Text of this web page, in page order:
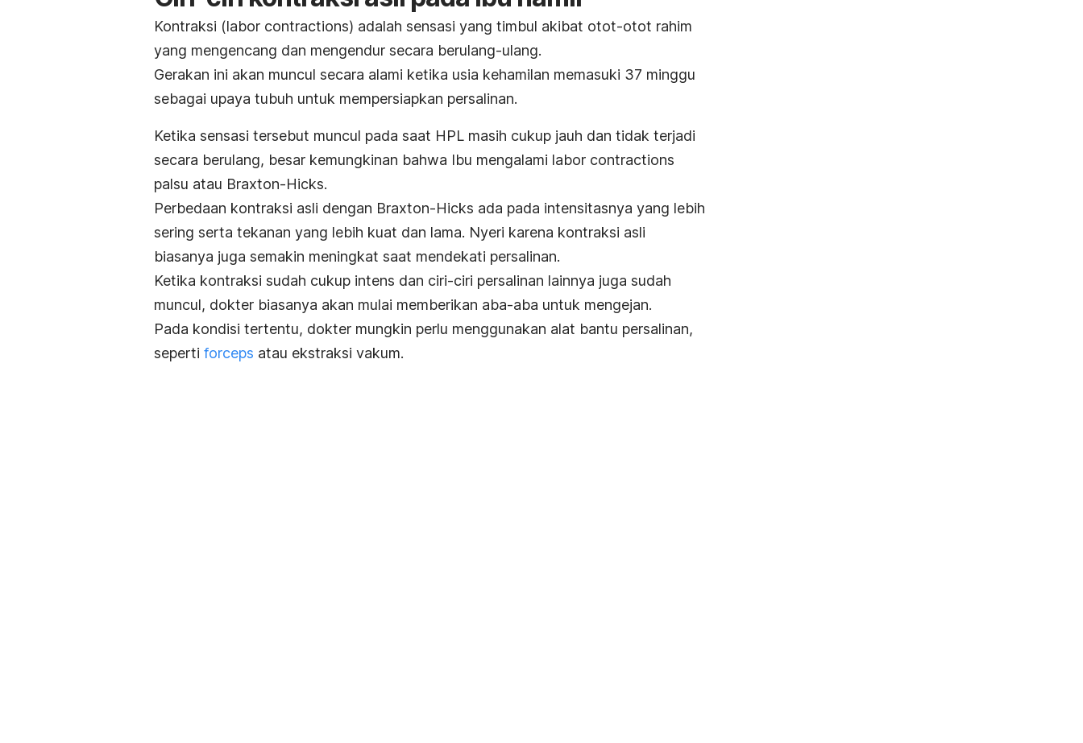
Kontraksi (labor contractions) adalah sensasi yang timbul akibat otot-otot rahim
yang mengencang dan mengendur secara berulang-ulang.
Gerakan ini akan muncul secara alami ketika usia kehamilan memasuki 37 minggu
sebagai upaya tubuh untuk mempersiapkan persalinan.
Ketika sensasi tersebut muncul pada saat HPL masih cukup jauh dan tidak terjadi
secara berulang, besar kemungkinan bahwa Ibu mengalami labor contractions
palsu atau Braxton-Hicks.
Perbedaan kontraksi asli dengan Braxton-Hicks ada pada intensitasnya yang lebih
sering serta tekanan yang lebih kuat dan lama. Nyeri karena kontraksi asli
biasanya juga semakin meningkat saat mendekati persalinan.
Ketika kontraksi sudah cukup intens dan ciri-ciri persalinan lainnya juga sudah
muncul, dokter biasanya akan mulai memberikan aba-aba untuk mengejan.
Pada kondisi tertentu, dokter mungkin perlu menggunakan alat bantu persalinan,
seperti forceps atau ekstraksi vakum.